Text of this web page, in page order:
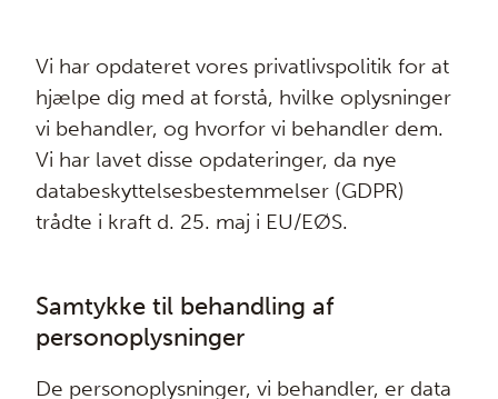
Vi har opdateret vores privatlivspolitik for at
hjælpe dig med at forstå, hvilke oplysninger
vi behandler, og hvorfor vi behandler dem.
Vi har lavet disse opdateringer, da nye
databeskyttelsesbestemmelser (GDPR)
trådte i kraft d. 25. maj i EU/EØS.
Samtykke til behandling af
personoplysninger
De personoplysninger, vi behandler, er data